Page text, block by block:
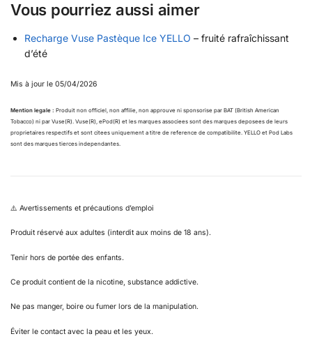
Vous pourriez aussi aimer
Recharge Vuse Pastèque Ice YELLO – fruité rafraîchissant
d’été
Mis à jour le 05/04/2026
Mention legale : Produit non officiel, non affilie, non approuve ni sponsorise par BAT (British American
Tobacco) ni par Vuse(R). Vuse(R), ePod(R) et les marques associees sont des marques deposees de leurs
proprietaires respectifs et sont citees uniquement a titre de reference de compatibilite. YELLO et Pod Labs
sont des marques tierces independantes.
⚠️ Avertissements et précautions d’emploi
Produit réservé aux adultes (interdit aux moins de 18 ans).
Tenir hors de portée des enfants.
Ce produit contient de la nicotine, substance addictive.
Ne pas manger, boire ou fumer lors de la manipulation.
Éviter le contact avec la peau et les yeux.